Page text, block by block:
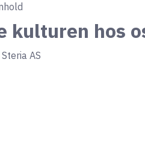
kulturen hos
AS